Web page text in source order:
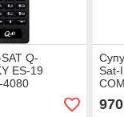
Q-
ES-19
4080
Sat-
970